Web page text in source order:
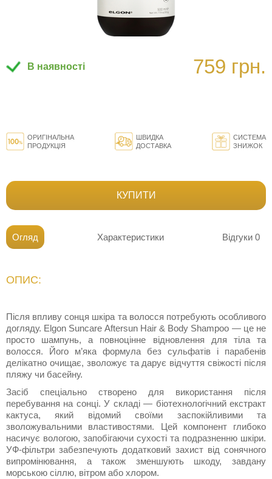
В наявності 759 грн.
ОРИГІНАЛЬНА
ПРОДУКЦІЯ
ШВИДКА
ДОСТАВКА
СИСТЕМА
ЗНИЖОК
КУПИТИ
Огляд Характеристики Відгуки 0
ОПИС:
Після впливу сонця шкіра та волосся потребують особливого
догляду. Elgon Suncare Aftersun Hair & Body Shampoo — це не
просто шампунь, а повноцінне відновлення для тіла та
волосся. Його м’яка формула без сульфатів і парабенів
делікатно очищає, зволожує та дарує відчуття свіжості після
пляжу чи басейну.
Засіб спеціально створено для використання після
перебування на сонці. У складі — біотехнологічний екстракт
кактуса, який відомий своїми заспокійливими та
зволожувальними властивостями. Цей компонент глибоко
насичує вологою, запобігаючи сухості та подразненню шкіри.
УФ-фільтри забезпечують додатковий захист від сонячного
випромінювання, а також зменшують шкоду, завдану
морською сіллю, вітром або хлором.